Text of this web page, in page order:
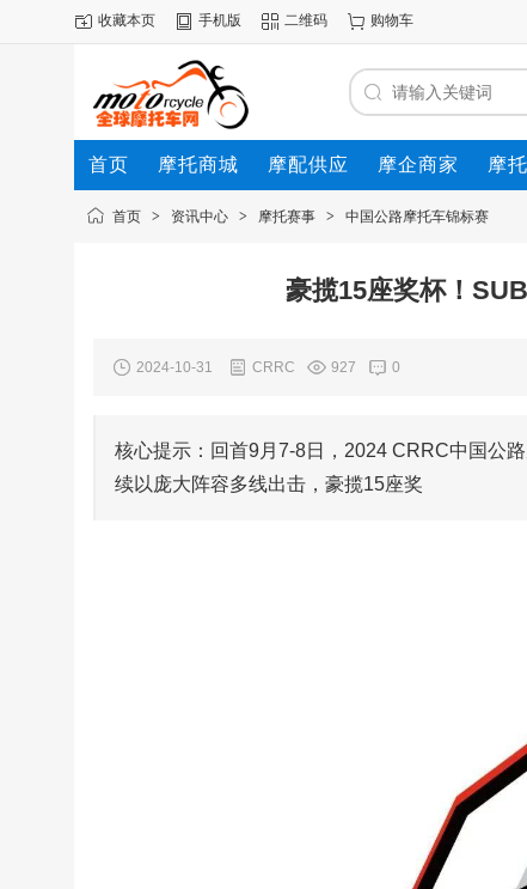
收藏本页 手机版 二维码 购物车
首页 摩托商城 摩配供应 摩企商家 摩
动态首页 > 资讯中心 > 摩托赛事 > 中国公路摩托车锦标赛
豪揽15座奖杯！
2024-10-31 CRRC 927 0
核心提示：回首9月7-8日，2024 CRRC中国公
续以庞大阵容多线出击，豪揽15座奖